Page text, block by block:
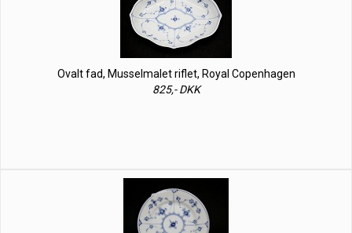
Ovalt fad, Musselmalet riflet, Royal Copenhagen
825,- DKK